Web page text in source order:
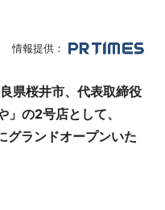
情報提供：
県桜井市、代表取締役
の2号店として、
グランドオープンいた